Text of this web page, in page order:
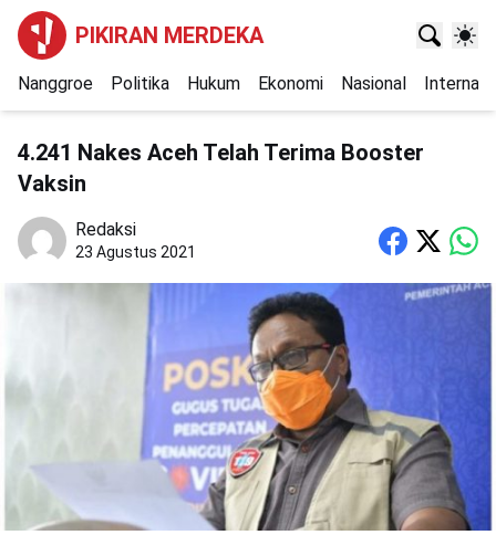
PIKIRAN MERDEKA
Nanggroe Politika Hukum Ekonomi Nasional
4.241 Nakes Aceh Telah Terima Booster
Vaksin
Redaksi
23 Agustus 2021